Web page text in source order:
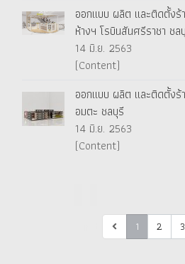
ออกแบบ ผลิต และติดตั้งร้
ห้างฯ โรบินสันศรีราชา ชล
14 มิ.ย. 2563
(Content)
ออกแบบ ผลิต และติดตั้งร้
อมตะ ชลบุรี
14 มิ.ย. 2563
(Content)
1 2 3